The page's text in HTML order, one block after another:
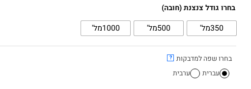
בחרו גודל צנצנת (חובה)
350מל' 500מל' 1000מל'
בחרו שפה למדבקות ?
עברית ערבית
כמות
של
פלסטיק
עם